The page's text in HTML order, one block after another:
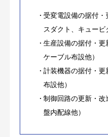
受変電設備の据付
スダクト、キュービ
生産設備の据付・更
ケーブル布設他）
計装機器の据付・
布設他）
制御回路の更新・改
盤内配線他）